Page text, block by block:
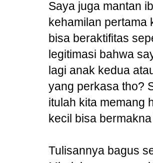
Saya juga mantan
kehamilan pertama
bisa beraktifitas
legitimasi bahwa
lagi anak kedua
yang perkasa tho?
itulah kita memang
kecil bisa
Tulisannya bagus